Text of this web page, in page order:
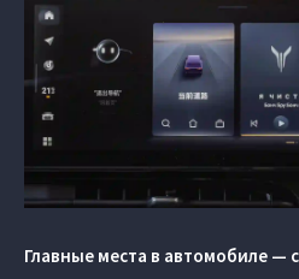
Главные места в автомобиле —